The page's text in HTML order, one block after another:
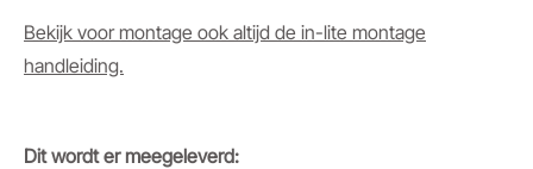
Bekijk voor montage ook altijd de in-lite montage
handleiding.
Dit wordt er meegeleverd: